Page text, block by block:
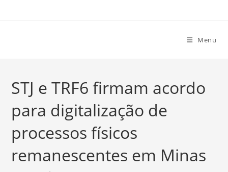
Menu
STJ e TRF6 firmam acordo
para digitalização de
processos físicos
remanescentes em Minas